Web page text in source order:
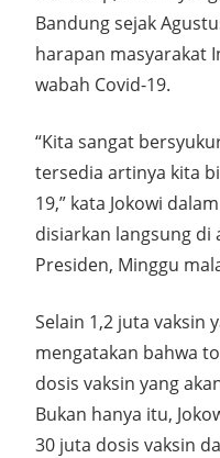
Bandung sejak
harapan masyarakat
wabah Covid-19.
“Kita sangat
tersedia artinya kita
19,” kata Jokowi
disiarkan langsung di
Presiden, Minggu
Selain 1,2 juta vaksin
mengatakan bahwa
dosis vaksin yang
Bukan hanya itu,
30 juta dosis vaksin